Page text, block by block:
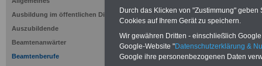
Ausbildung im öffentlichen Dienst
Auszubildende
Beamtenanwärter
Beamtenberufe
öffentlichen Dienst? >>>hier finden
Stellenangebote
Durch das Klicken von "Zustimmung"
Cookies auf Ihrem Gerät zu speichern.
Wir gewähren Dritten - einschließlich
Google-Website "Datenschutzerklärung &
Google ihre personenbezogenen Daten